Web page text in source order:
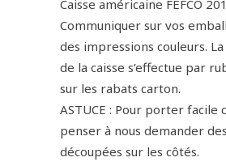
Caisse américaine FEFCO
Communiquer sur vos
des impressions couleurs.
de la caisse s’effectue par
sur les rabats carton.
ASTUCE : Pour porter facile
penser à nous demander
découpées sur les côtés.